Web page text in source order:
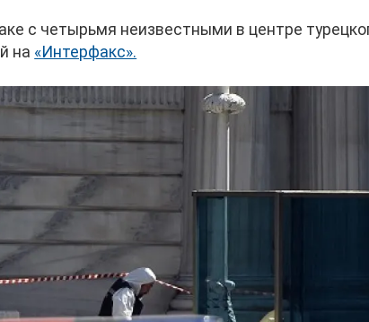
с четырьмя неизвестными в центре
на «Интерфакс».